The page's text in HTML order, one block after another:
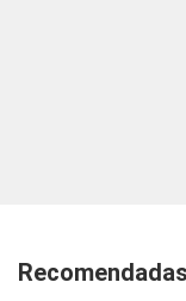
Recomendadas